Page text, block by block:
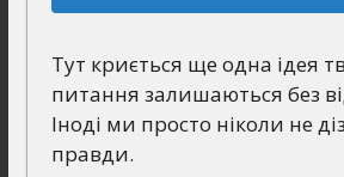
Тут криється ще одна ідея
питання залишаються без
Іноді ми просто ніколи не
правди.